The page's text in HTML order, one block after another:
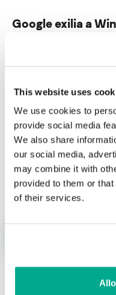
This website uses
We use cookies to
provide social media
We also share
our social media,
may combine it with
provided to them or
of their services.
Google exilia a
Nombre*